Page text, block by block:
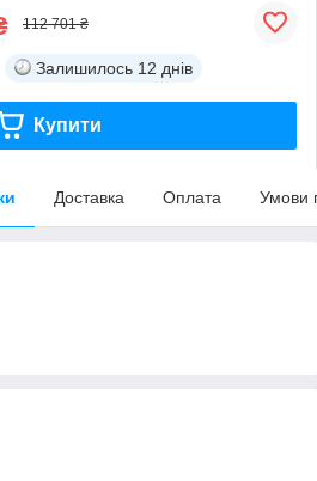
112 701 ₴
Залишилось 12 днів
Купити
Доставка Оплата Умови